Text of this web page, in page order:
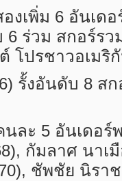
งเพิ่ม 6 อันเด
6 ร่วม สกอร์ร
โปรชาวอเมริ
รั้งอันดับ 8 ส
นละ 5 อันเดอร์
กัมลาศ นาเ
ชัพชัย นิรา